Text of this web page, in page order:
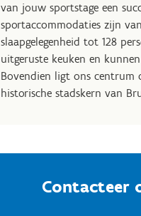
van jouw sportstage een
sportaccommodaties zijn
slaapgelegenheid tot 128
uitgeruste keuken en
Bovendien ligt ons centrum
historische stadskern van
Contacteer